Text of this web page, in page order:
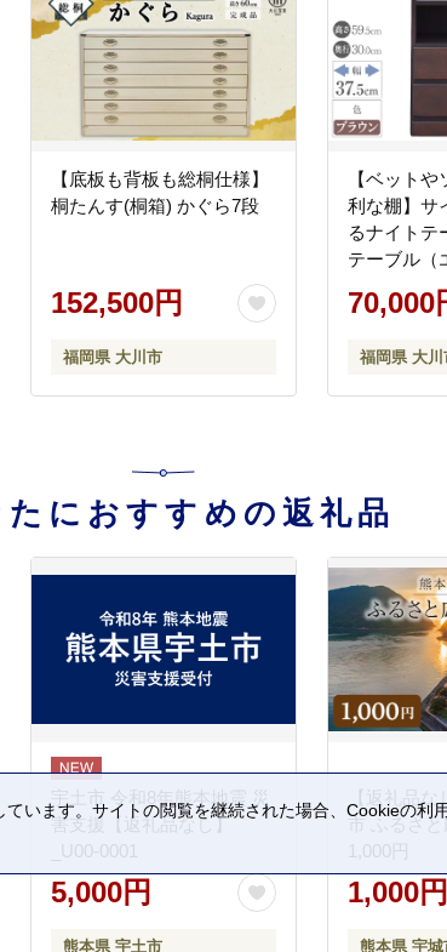
【底板も背板も総桐仕様】
桐たんす(桐箱) かぐら7段
152,500円
福岡県 大川市
【ベット
利な棚】サ
るナイトテ
テーブル（
ン・幅
70,000
福岡県 大川
たにおすすめの返礼品
宇土市 令和8年熊本地震 災
害支援【返礼品なし】
_U00-0001
5,000円
熊本県 宇土市
【返礼品な
市 ふるさ
1,000円
1,000円
熊本県 宇城
います。サイトの閲覧を継続された場合、Cookieの利